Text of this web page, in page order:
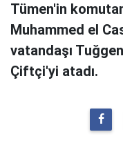
Tümen'in
Muhammed el
vatandaşı
Çiftçi'yi atadı.